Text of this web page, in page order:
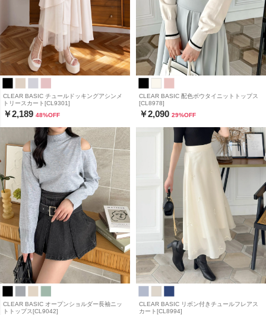
CLEAR BASIC チュールドッキングアシンメ
トリースカート[CL9301]
￥2,189 48%OFF
CLEAR BASIC 配色ボウタイニットトップス
[CL8978]
￥2,090 29%OFF
CLEAR BASIC オープンショルダー長袖ニッ
トトップス[CL9042]
CLEAR BASIC リボン付きチュールフレアス
カート[CL8994]